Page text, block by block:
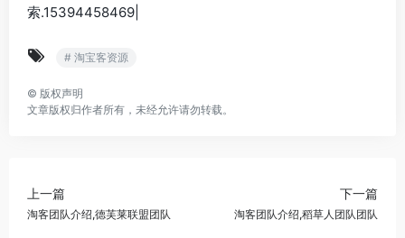
索.15394458469|
# 淘宝客资源
© 版权声明
文章版权归作者所有，未经允许请勿转载。
上一篇
淘客团队介绍,德芙莱联盟团队
下一篇
淘客团队介绍,稻草人团队团队